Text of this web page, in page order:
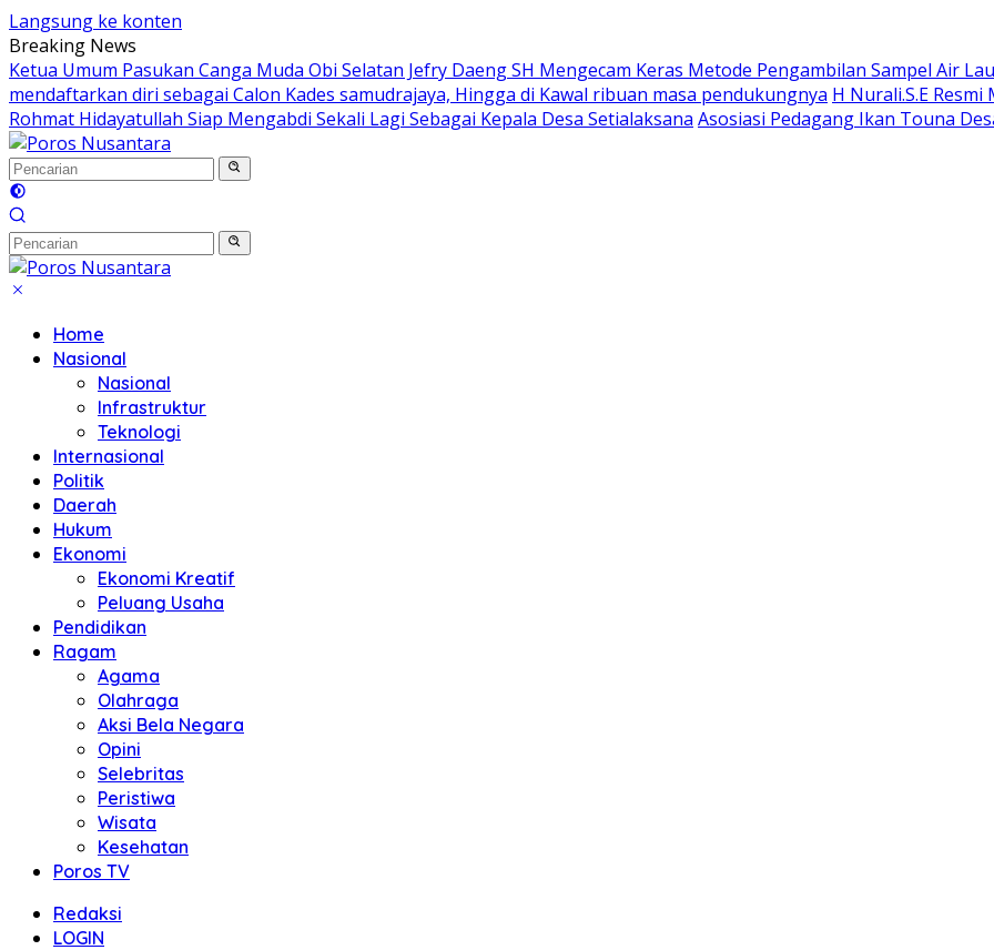
Langsung ke konten
Breaking News
Ketua Umum Pasukan Canga Muda Obi Selatan Jefry Daeng SH Mengecam Keras Metode Pengambilan Sampel Air
mendaftarkan diri sebagai Calon Kades samudrajaya, Hingga di Kawal ribuan masa pendukungnya H Nurali.S.E
Rohmat Hidayatullah Siap Mengabdi Sekali Lagi Sebagai Kepala Desa Setialaksana Asosiasi Pedagang Ikan Touna
Home
Nasional
Nasional
Infrastruktur
Teknologi
Internasional
Politik
Daerah
Hukum
Ekonomi
Ekonomi Kreatif
Peluang Usaha
Pendidikan
Ragam
Agama
Olahraga
Aksi Bela Negara
Opini
Selebritas
Peristiwa
Wisata
Kesehatan
Poros TV
Redaksi
LOGIN